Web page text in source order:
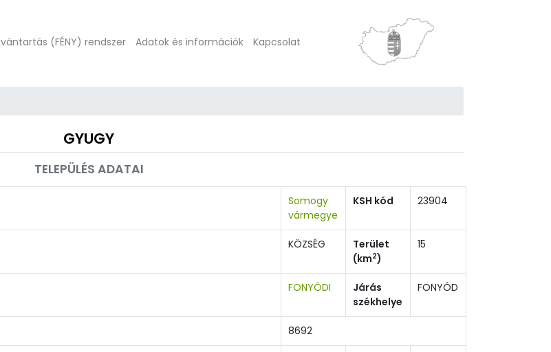
(FÉNY) rendszer Adatok és információk Kapcsolat
GYUGY
TELEPÜLÉS ADATAI
Somogy
vármegye
KSH kód 23904
KÖZSÉG
Terület
(km2)
15
FONYÓDI
Járás
székhelye
FONYÓD
8692